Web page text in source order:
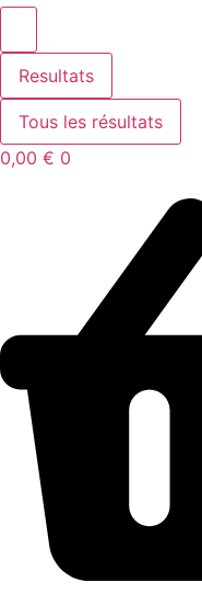
Resultats
Tous les résultats
0,00 € 0